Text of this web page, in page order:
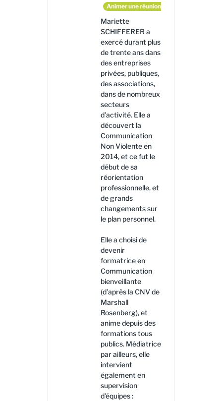
Animer une réunion en mode coopératif
Mariette
SCHIFFERER a
exercé durant plus
de trente ans dans
des entreprises
privées, publiques,
des associations,
dans de nombreux
secteurs
d’activité. Elle a
découvert la
Communication
Non Violente en
2014, et ce fut le
début de sa
réorientation
professionnelle, et
de grands
changements sur
le plan personnel.
Elle a choisi de
devenir
formatrice en
Communication
bienveillante
(d’après la CNV de
Marshall
Rosenberg), et
anime depuis des
formations tous
publics. Médiatrice
par ailleurs, elle
intervient
également en
supervision
d’équipes :